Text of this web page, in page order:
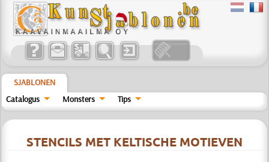
SJABLONEN
Catalogus
Monsters Tips
STENCILS MET KELTISCHE MOTIEVEN